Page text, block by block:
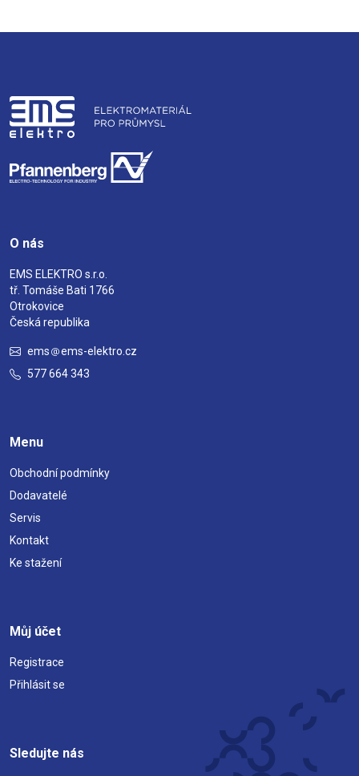
O nás
EMS ELEKTRO s.r.o.
tř. Tomáše Bati 1766
Otrokovice
Česká republika
ems
ems-elektro.cz
577 664 343
Menu
Obchodní podmínky
Dodavatelé
Servis
Kontakt
Ke stažení
Můj účet
Registrace
Přihlásit se
Sledujte nás